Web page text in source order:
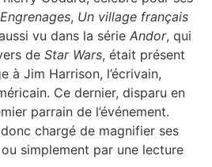
Engrenages, Un village français
vu dans la sérieAndor, qui
deStar Wars, était présent
à Jim Harrison, l’écrivain,
Ce dernier, disparu en
parrain de l’événement.
chargé de magnifier ses
simplement par une lecture